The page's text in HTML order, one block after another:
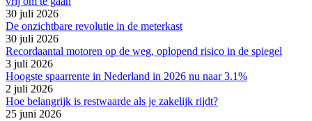
30 juli 2026
De onzichtbare revolutie in de meterkast
30 juli 2026
Recordaantal motoren op de weg, oplopend risico in de spiegel
3 juli 2026
Hoogste spaarrente in Nederland in 2026 nu naar 3.1%
2 juli 2026
Hoe belangrijk is restwaarde als je zakelijk rijdt?
25 juni 2026